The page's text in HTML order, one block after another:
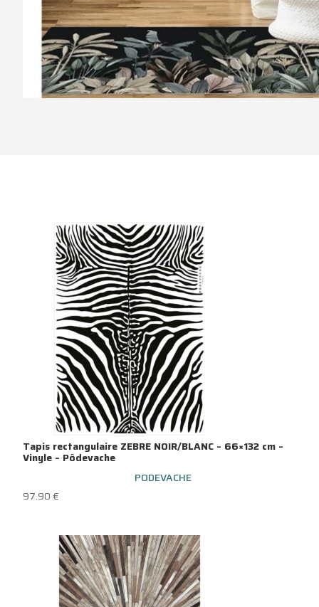
Tapis rectangulaire ZEBRE NOIR/BLANC – 66×132 cm –
Vinyle – Pôdevache
PODEVACHE
97.90€